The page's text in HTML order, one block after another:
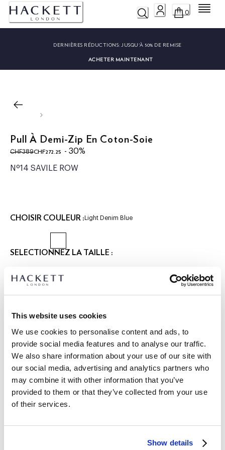
This website uses cookies
We use cookies to personalise content and ads, to
provide social media features and to analyse our traffic.
We also share information about your use of our site with
our social media, advertising and analytics partners who
may combine it with other information that you’ve
provided to them or that they’ve collected from your use
of their services.
Show details
0 Menu
DERNIÈRES RÉDUCTIONS: JUSQU'À 50% DE REMISE
ACHETER MAINTENANT
Pull À Demi-Zip En Coton-Soie
CHF389
original price CHF389
CHF272.25
current price CHF272.25
- 30%
Nº14 SAVILE ROW
CHOISIR COULEUR : Light Denim Blue
SÉLECTIONNEZ LA TAILLE :
XS S M
Le mannequin porte:
|
DÉTAILS DU PRODUIT
DESCRIPTION
HM7000134
Confectionné en Italie à partir d'un fil de coton-soie extra-fin,
ce pull léger à demi-zip est doté d'épaules en selle, de
LIVRAISON ET RETOURS
Livraison et retours gratuits
Cliquez et Collectez GRATUITE: entre 4-5 jours ouvrables
10% de remise sur votre